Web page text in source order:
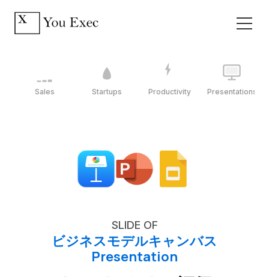
Sales Startups Productivity Presentations
SLIDE OF
ビジネスモデルキャンバス
Presentation